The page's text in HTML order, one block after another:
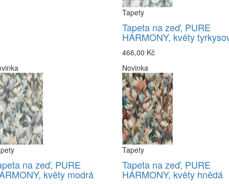
Tapety
Tapeta na zeď, PURE
HARMONY, květy
466,00 Kč
na zeď, PURE
květy modrá
Novinka
Tapety
Tapeta na zeď, PURE
HARMONY, květy hnědá